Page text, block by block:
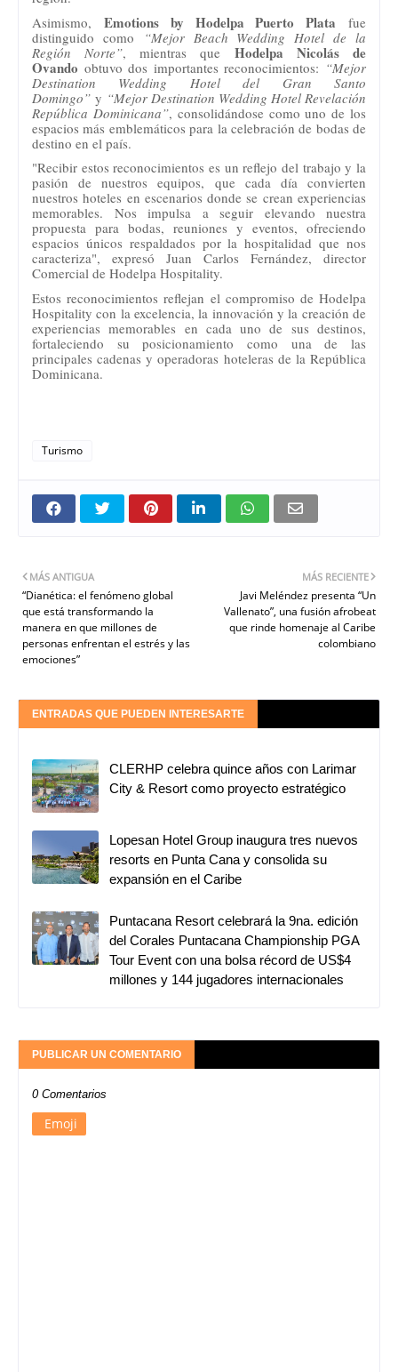
Asimismo, Emotions by Hodelpa Puerto Plata fue
distinguido como
“Mejor Beach Wedding Hotel de la
Región Norte”, mientras que Hodelpa Nicolás de
Ovando obtuvo dos importantes reconocimientos: “Mejor
Destination Wedding Hotel del Gran Santo
Domingo” y “Mejor Destination Wedding Hotel Revelación
República Dominicana”, consolidándose como uno de los
espacios más emblemáticos para la celebración de bodas de
destino en el país.
"Recibir estos reconocimientos es un reflejo del trabajo y la
pasión de nuestros equipos, que cada día convierten
nuestros hoteles en escenarios donde se crean experiencias
memorables. Nos impulsa a seguir elevando nuestra
propuesta para bodas, reuniones y eventos, ofreciendo
espacios únicos respaldados por la hospitalidad que nos
caracteriza", expresó Juan Carlos Fernández, director
Comercial de Hodelpa Hospitality.
Estos reconocimientos reflejan el compromiso de Hodelpa
Hospitality con la excelencia, la innovación y la creación de
experiencias memorables en cada uno de sus destinos,
fortaleciendo su posicionamiento como una de las
principales cadenas y operadoras hoteleras de la República
Dominicana.
Turismo
MÁS RECIENTE
Javi Meléndez presenta “Un
Vallenato”, una fusión afrobeat
que rinde homenaje al Caribe
colombiano
MÁS ANTIGUA
“Dianética: el fenómeno global
que está transformando la
manera en que millones de
personas enfrentan el estrés y las
emociones”
ENTRADAS QUE PUEDEN INTERESARTE
CLERHP celebra quince años con Larimar
City & Resort como proyecto estratégico
Lopesan Hotel Group inaugura tres nuevos
resorts en Punta Cana y consolida su
expansión en el Caribe
Puntacana Resort celebrará la 9na. edición
del Corales Puntacana Championship PGA
Tour Event con una bolsa récord de US$4
millones y 144 jugadores internacionales
PUBLICAR UN COMENTARIO
0 Comentarios
Emoji